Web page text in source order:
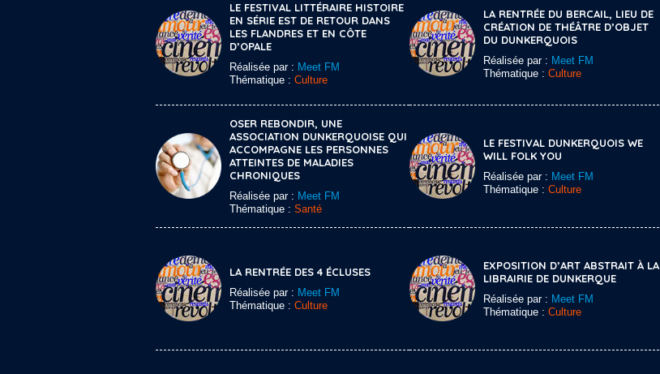
LE FESTIVAL LITTÉRAIRE HISTOIRE
EN SÉRIE EST DE RETOUR DANS
LES FLANDRES ET EN CÔTE
D’OPALE
Réalisée par : Meet FM
Thématique : Culture
LA RENTRÉE DU BERCAIL, LIEU DE
CRÉATION DE THÉÂTRE D’OBJET
DU DUNKERQUOIS
Réalisée par : Meet FM
Thématique : Culture
OSER REBONDIR, UNE
ASSOCIATION DUNKERQUOISE QUI
ACCOMPAGNE LES PERSONNES
ATTEINTES DE MALADIES
CHRONIQUES
Réalisée par : Meet FM
Thématique : Santé
LE FESTIVAL DUNKERQUOIS WE
WILL FOLK YOU
Réalisée par : Meet FM
Thématique : Culture
LA RENTRÉE DES 4 ÉCLUSES
Réalisée par : Meet FM
Thématique : Culture
EXPOSITION D’ART ABSTRAIT À LA
LIBRAIRIE DE DUNKERQUE
Réalisée par : Meet FM
Thématique : Culture